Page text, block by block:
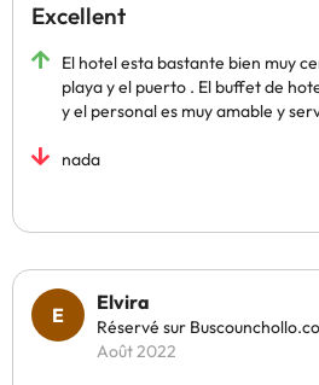
Excellent
El hotel esta bastante bien muy
playa y el puerto . El buffet de
y el personal es muy amable y
nada
Elvira
Réservé sur
Août 2022